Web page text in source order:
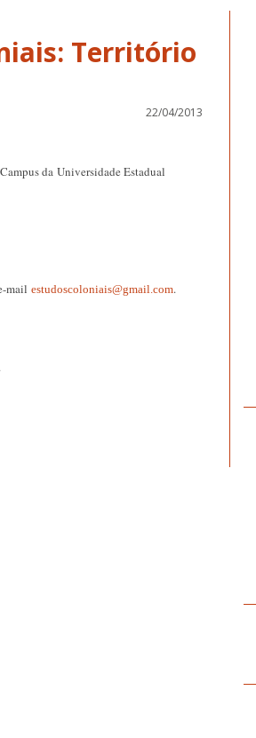
Território
22/04/2013
da Universidade Estadual
mail estudoscoloniais@gmail.com.